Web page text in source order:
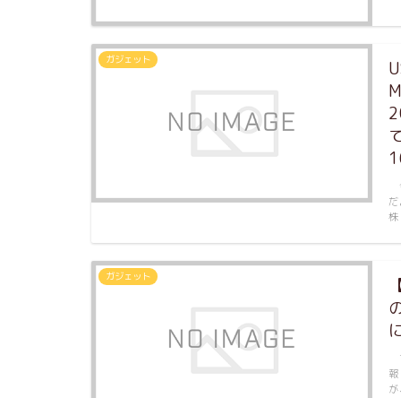
ガジェット
ガジェット